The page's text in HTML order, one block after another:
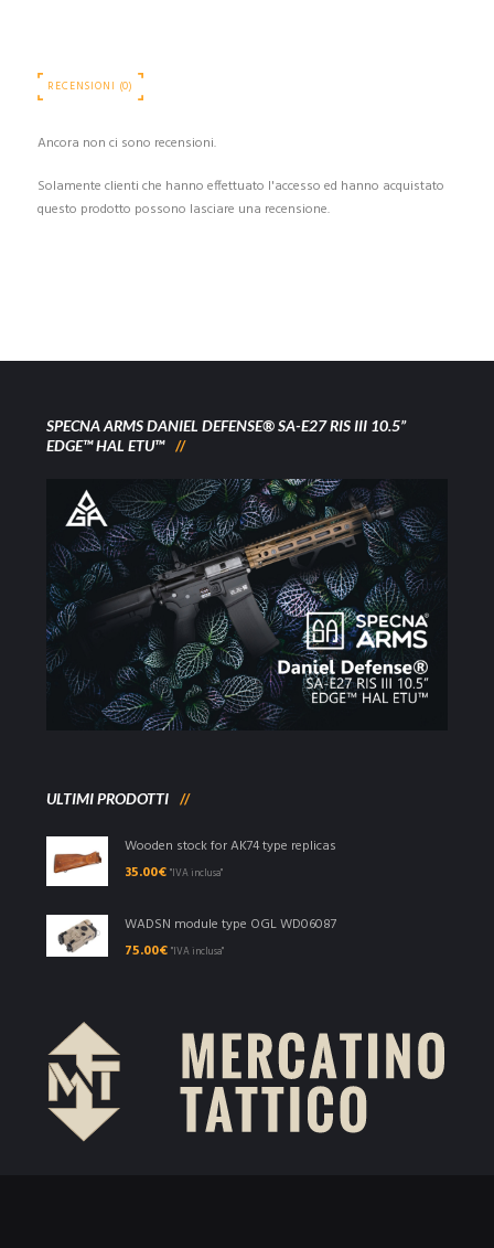
RECENSIONI (0)
Ancora non ci sono recensioni.
Solamente clienti che hanno effettuato l'accesso ed hanno acquistato
questo prodotto possono lasciare una recensione.
SPECNA ARMS DANIEL DEFENSE® SA-E27 RIS III 10.5”
EDGE™ HAL ETU™
ULTIMI PRODOTTI
Wooden stock for AK74 type replicas
35.00€ "IVA inclusa"
WADSN module type OGL WD06087
75.00€ "IVA inclusa"